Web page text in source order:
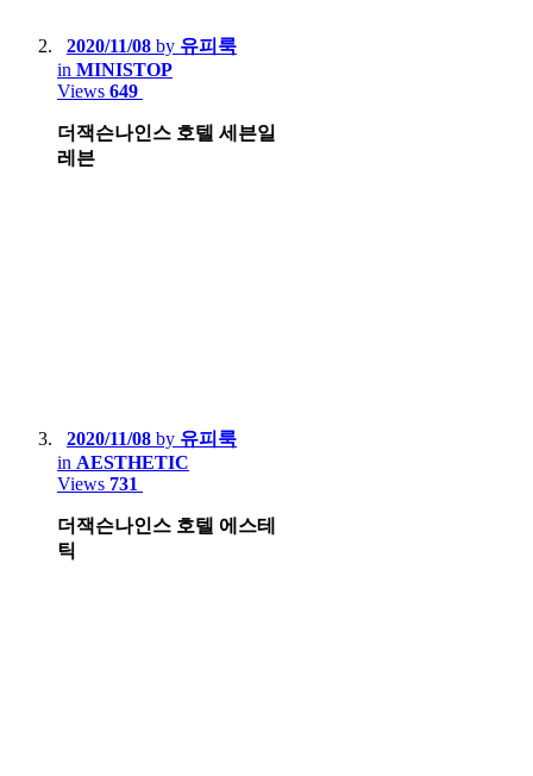
2020/11/08 by 유피룩
in MINISTOP
Views 649
더잭슨나인스 호텔 세븐일
레븐
2020/11/08 by 유피룩
in AESTHETIC
Views 731
더잭슨나인스 호텔 에스테
틱